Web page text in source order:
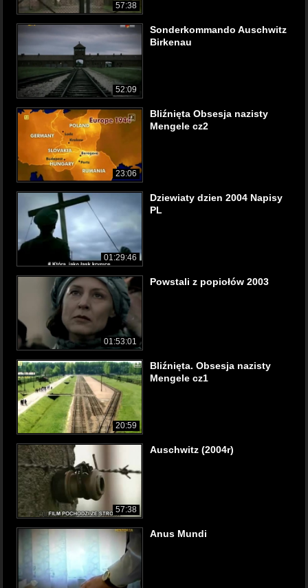
57:38
52:09
Sonderkommando Auschwitz
Birkenau
23:06
Bliźnięta Obsesja nazisty
Mengele cz2
01:29:46
Dziewiaty dzien 2004 Napisy
PL
01:53:01
Powstali z popiołów 2003
20:59
Bliźnięta. Obsesja nazisty
Mengele cz1
57:38
Auschwitz (2004r)
Anus Mundi